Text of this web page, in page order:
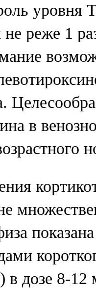
уровня
не реже 1
в
в дозе 8-